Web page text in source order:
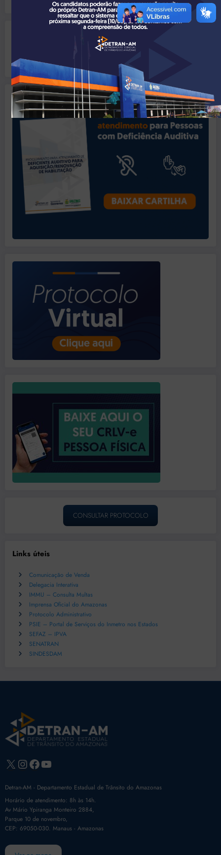
CONSULTAR PROTOCOLO
Links úteis
Comunicação de Venda
Delegacia Interativa
IMMU – Consulta Multas
Imprensa Oficial do Amazonas
Protocolo Administrativo
PSIE – Portal de Serviços do Inmetro nos Estados
SEFAZ – IPVA
SENATRAN
SINDESDAM
X Instagram
Facebook
Youtube
Detran-AM - Departamento Estadual de Trânsito do Amazonas
Horário de atendimento: 8h às 14h.
Av Mário Ypiranga Monteiro 2884,
Parque 10 de novembro,
CEP: 69050-030. Manaus - Amazonas